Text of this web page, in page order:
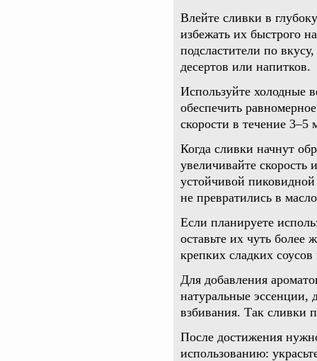
Влейте сливки в
избежать их быстрого
подсластители по
десертов или напитков.
Используйте холодные
обеспечить
скорости в течение 3–5
Когда сливки начнут
увеличивайте скорость
устойчивой
не превратились в
Если планируете
оставьте их чуть
крепких сладких
Для добавления
натуральные эссенции,
взбивания. Так сливки
После достижения
использованию: